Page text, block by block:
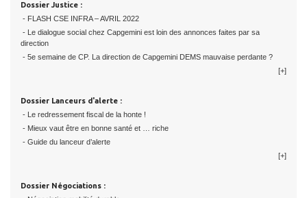
Dossier Justice :
- FLASH CSE INFRA – AVRIL 2022
- Le dialogue social chez Capgemini est loin des annonces faites par sa
direction
- 5e semaine de CP. La direction de Capgemini DEMS mauvaise perdante ?
[+]
Dossier Lanceurs d'alerte :
- Le redressement fiscal de la honte !
- Mieux vaut être en bonne santé et … riche
- Guide du lanceur d’alerte
[+]
Dossier Négociations :